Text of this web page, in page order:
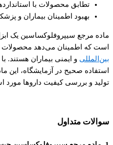
تطابق محصولات با
بهبود اطمینان بیماران و
ماده مرجع سیپروفلوکساسین یک
است که اطمینان می‌دهد محصولات
بین‌المللی و ایمنی بیماران هستند.
استفاده صحیح در آزمایشگاه، این
تولید و بررسی کیفیت داروها مورد
سوالات متداول